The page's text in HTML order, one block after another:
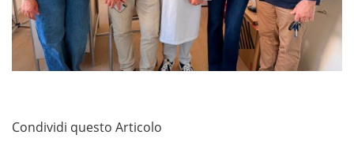
Condividi questo Articolo